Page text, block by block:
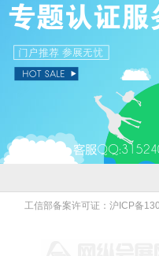
工信部备案许可证：沪ICP备